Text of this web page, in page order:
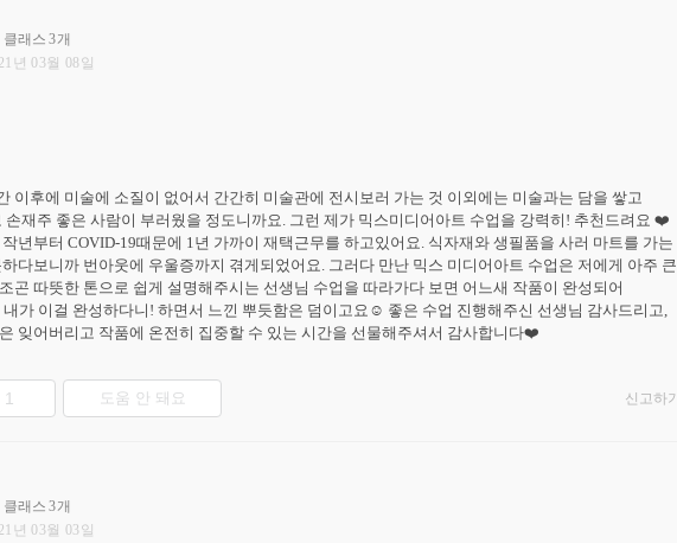
클래스 3개
년 03월 08일
이후에 미술에 소질이 없어서 간간히 미술관에 전시보러 가는 것 이외에는 미술과는 담을 쌓고
손재주 좋은 사람이 부러웠을 정도니까요. 그런 제가 믹스미디어아트 수업을 강력히! 추천드려요 ❤️
년부터 COVID-19때문에 1년 가까이 재택근무를 하고있어요. 식자재와 생필품을 사러 마트를 가는
다보니까 번아웃에 우울증까지 겪게되었어요. 그러다 만난 믹스 미디어아트 수업은 저에게 아주 큰
곤 따뜻한 톤으로 쉽게 설명해주시는 선생님 수업을 따라가다 보면 어느새 작품이 완성되어
가 이걸 완성하다니! 하면서 느낀 뿌듯함은 덤이고요☺️ 좋은 수업 진행해주신 선생님 감사드리고,
잊어버리고 작품에 온전히 집중할 수 있는 시간을 선물해주셔서 감사합니다❤️
1 도움 안 돼요 신고하기
클래스 3개
년 03월 03일